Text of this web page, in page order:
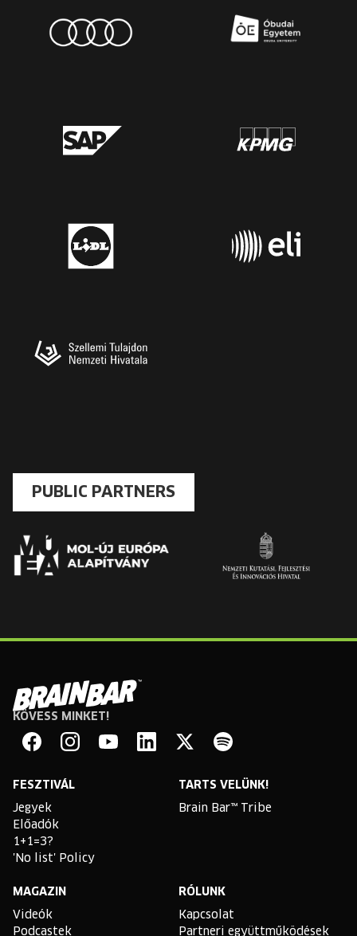
PUBLIC PARTNERS
Brain
Bar
KÖVESS MINKET!
FESZTIVÁL
Jegyek
Előadók
1+1=3?
'No list' Policy
TARTS VELÜNK!
Brain Bar™ Tribe
MAGAZIN
Videók
Podcastek
RÓLUNK
Kapcsolat
Partneri együttműködések